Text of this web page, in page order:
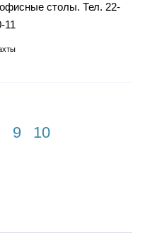
столы. Тел. 22-
11
9 10